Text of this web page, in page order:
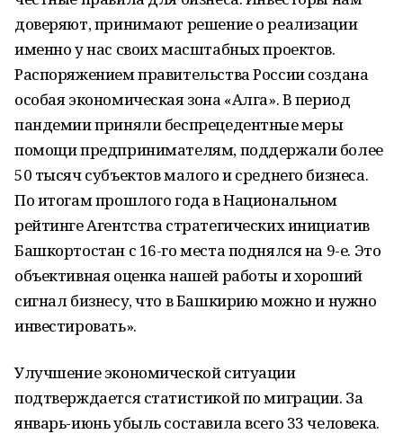
доверяют, принимают решение о реализации
именно у нас своих масштабных проектов.
Распоряжением правительства России создана
особая экономическая зона «Алга». В период
пандемии приняли беспрецедентные меры
помощи предпринимателям, поддержали более
50 тысяч субъектов малого и среднего бизнеса.
По итогам прошлого года в Национальном
рейтинге Агентства стратегических инициатив
Башкортостан с 16-го места поднялся на 9-е. Это
объективная оценка нашей работы и хороший
сигнал бизнесу, что в Башкирию можно и нужно
инвестировать».
Улучшение экономической ситуации
подтверждается статистикой по миграции. За
январь-июнь убыль составила всего 33 человека.